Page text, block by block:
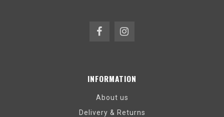
INFORMATION
About us
Delivery & Returns